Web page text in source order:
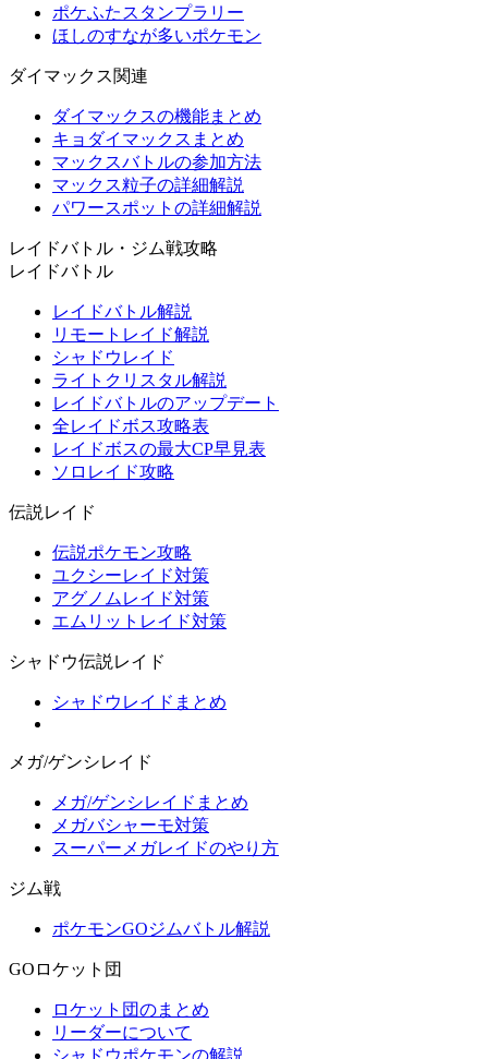
ポケふたスタンプラリー
ほしのすなが多いポケモン
ダイマックス関連
ダイマックスの機能まとめ
キョダイマックスまとめ
マックスバトルの参加方法
マックス粒子の詳細解説
パワースポットの詳細解説
レイドバトル・ジム戦攻略
レイドバトル
レイドバトル解説
リモートレイド解説
シャドウレイド
ライトクリスタル解説
レイドバトルのアップデート
全レイドボス攻略表
レイドボスの最大CP早見表
ソロレイド攻略
伝説レイド
伝説ポケモン攻略
ユクシーレイド対策
アグノムレイド対策
エムリットレイド対策
シャドウ伝説レイド
シャドウレイドまとめ
メガ/ゲンシレイド
メガ/ゲンシレイドまとめ
メガバシャーモ対策
スーパーメガレイドのやり方
ジム戦
ポケモンGOジムバトル解説
GOロケット団
ロケット団のまとめ
リーダーについて
シャドウポケモンの解説